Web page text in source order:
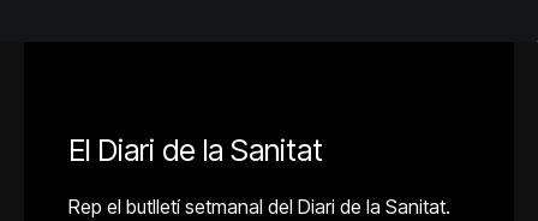
El Diari de la Sanitat
Rep el butlletí setmanal del Diari de la Sanitat.